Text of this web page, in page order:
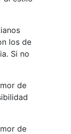
los de
Si no
de
de